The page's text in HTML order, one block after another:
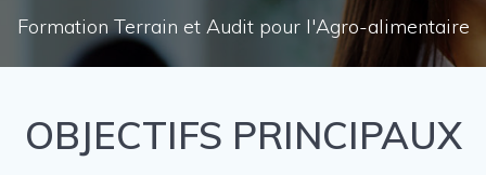
Formation Terrain et Audit pour l'Agro-alimentaire
OBJECTIFS PRINCIPAUX